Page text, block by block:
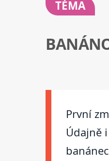
TÉMA
První
Údajně